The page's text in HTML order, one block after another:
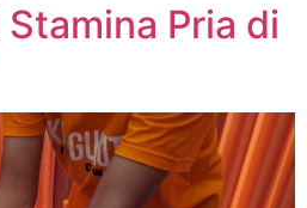
Pria di